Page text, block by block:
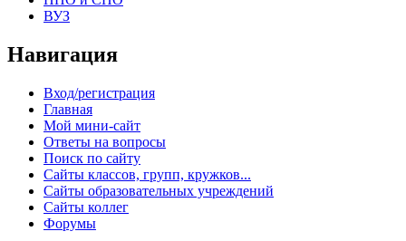
ВУЗ
Навигация
Вход/регистрация
Главная
Мой мини-сайт
Ответы на вопросы
Поиск по сайту
Сайты классов, групп, кружков...
Сайты образовательных учреждений
Сайты коллег
Форумы